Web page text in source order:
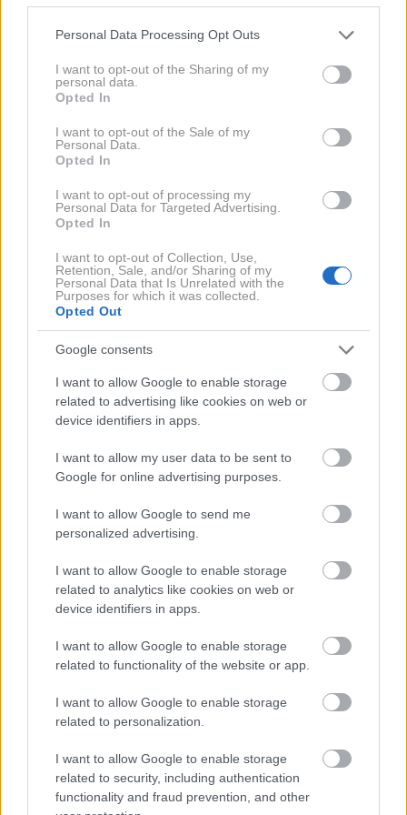
Please note that this website/app uses one or more Google
not limited to your visit or usage behaviour. You may click to
grant or deny consent to Google and its third-party tags to
use your data for below specified purposes in below Google
consent section.
Personal Data Processing Opt Outs
I want to opt-out of the Sharing of my
personal data.
Opted In
I want to opt-out of the Sale of my
Personal Data.
Opted In
I want to opt-out of processing my
Personal Data for Targeted Advertising.
Opted In
I want to opt-out of Collection, Use,
Retention, Sale, and/or Sharing of my
Personal Data that Is Unrelated with the
Purposes for which it was collected.
Opted Out
Google consents
I want to allow Google to enable storage
related to advertising like cookies on web or
device identifiers in apps.
I want to allow my user data to be sent to
Google for online advertising purposes.
I want to allow Google to send me
personalized advertising.
I want to allow Google to enable storage
related to analytics like cookies on web or
device identifiers in apps.
I want to allow Google to enable storage
related to functionality of the website or app.
I want to allow Google to enable storage
related to personalization.
I want to allow Google to enable storage
related to security, including authentication
functionality and fraud prevention, and other
Koromač v zemljo sprošča snovi, ki upočasnijo rast
predstavlja "slabega soseda". Če imate radi koromač,
ga raje posadite v lončke.
4. Koper
Koper ali koprc se na začetku dobro ujame s
škodljivci. A na dolgi rok koper pripomore k prekisli
zemlji, kar paradižniku ne ustreza.
5. Jajčevec
Čeprav mnogi vrtnarji posadijo ti dve rastlini eno
poleg druge, je to velika napaka. Tako jajčevec kot
paradižnik sta dovzetna za rjave pege, ki se razvijejo
na listih in plodovih in lahko povzročijo uničenje
celotnega pridelka. Če je "okužen" jajčevec, se bo to
preneslo tudi na paradižnik in obratno.
6. Krompir
Krompir in paradižnik sta dovzetna za enake bolezni,
od katerih se mnoge širijo po tleh. Sajenje teh dveh
tveganja za razne okužbe in težave.
7. Oreh